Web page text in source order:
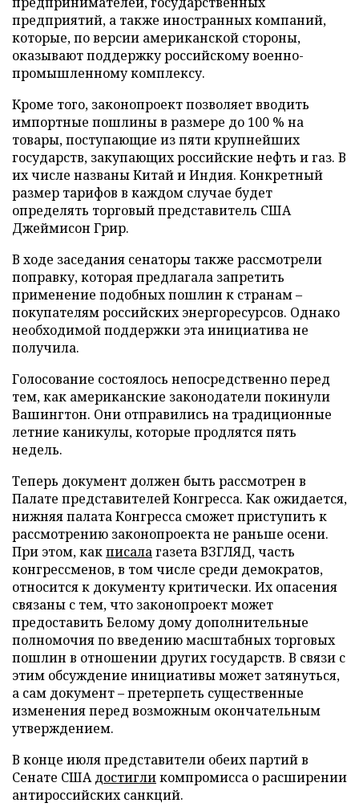
предприятий, а также иностранных компаний,
которые, по версии американской стороны,
оказывают поддержку российскому военно-
промышленному комплексу.
Кроме того, законопроект позволяет вводить
импортные пошлины в размере до 100 % на
товары, поступающие из пяти крупнейших
государств, закупающих российские нефть и газ. В
их числе названы Китай и Индия. Конкретный
размер тарифов в каждом случае будет
определять торговый представитель США
Джеймисон Грир.
В ходе заседания сенаторы также рассмотрели
поправку, которая предлагала запретить
применение подобных пошлин к странам –
покупателям российских энергоресурсов. Однако
необходимой поддержки эта инициатива не
получила.
Голосование состоялось непосредственно перед
тем, как американские законодатели покинули
Вашингтон. Они отправились на традиционные
летние каникулы, которые продлятся пять
недель.
Теперь документ должен быть рассмотрен в
Палате представителей Конгресса. Как ожидается,
нижняя палата Конгресса сможет приступить к
рассмотрению законопроекта не раньше осени.
При этом, какписалагазета ВЗГЛЯД, часть
конгрессменов, в том числе среди демократов,
относится к документу критически. Их опасения
связаны с тем, что законопроект может
предоставить Белому дому дополнительные
полномочия по введению масштабных торговых
пошлин в отношении других государств. В связи с
этим обсуждение инициативы может затянуться,
а сам документ – претерпеть существенные
изменения перед возможным окончательным
утверждением.
В конце июля представители обеих партий в
Сенате СШАдостигликомпромисса о расширении
антироссийских санкций.